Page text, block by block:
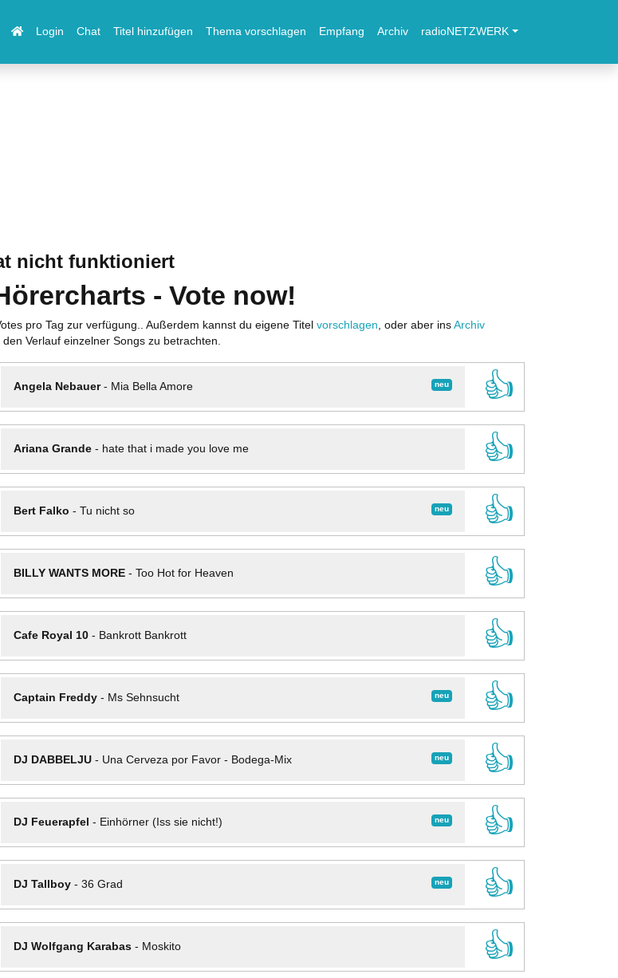
Login Chat Titel hinzufügen Thema vorschlagen Empfang Archiv radioNETZWERK
nicht funktioniert
- Vote now!
pro Tag zur verfügung.. Außerdem kannst du eigene Titel vorschlagen , oder aber ins Archiv
den Verlauf einzelner Songs zu betrachten.
neu
Angela Nebauer- Mia Bella Amore
👍
Ariana Grande- hate that i made you love me
👍
neu
Bert Falko - Tu nicht so
👍
BILLY WANTS MORE- Too Hot for Heaven
👍
Cafe Royal 10- Bankrott Bankrott
👍
neu
Captain Freddy- Ms Sehnsucht
👍
neu
DJ DABBELJU- Una Cerveza por Favor - Bodega-Mix
👍
neu
DJ Feuerapfel - Einhörner (Iss sie nicht!)
👍
neu
DJ Tallboy- 36 Grad
👍
DJ Wolfgang Karabas- Moskito
👍